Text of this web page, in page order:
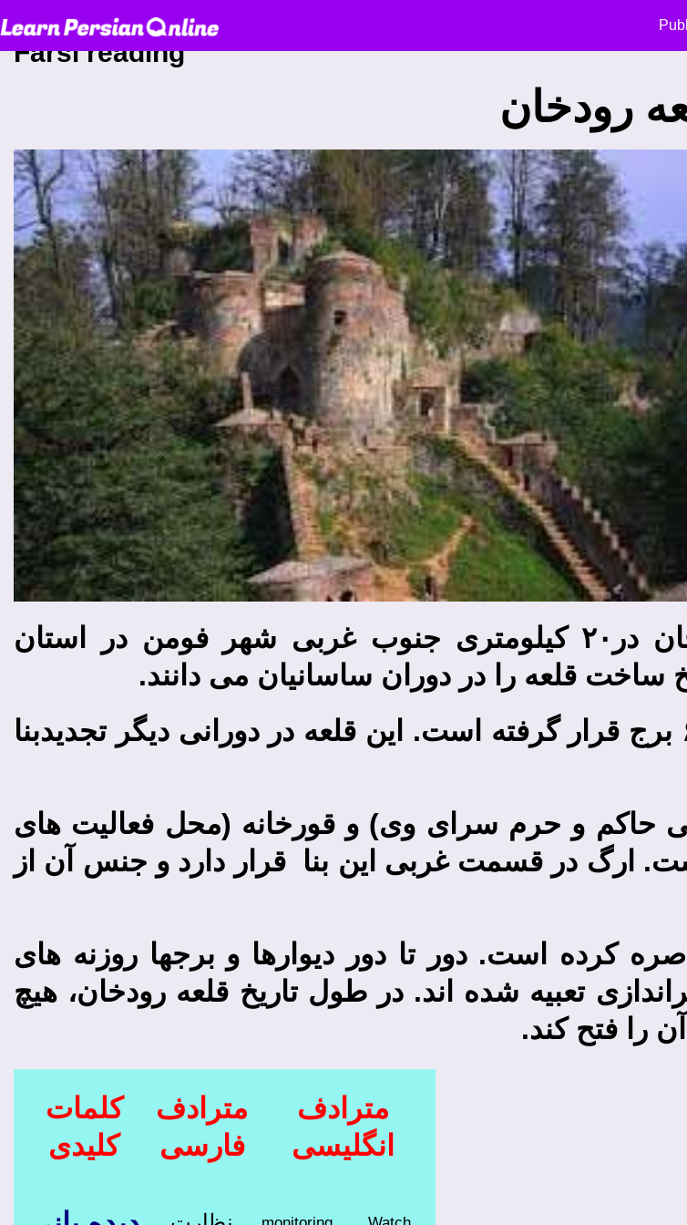
Farsi reading
رودخان
قلعه رودخان در ارتفاعات روستای رودخان در۲۰ کیلومتری جنوب غربی شهر فومن در استان
ساخت قلعه را در دوران ساسانیان می ­دانند.
دیوار قلعه ۱۵۰۰ متر طول دارد و در آن ۶۵ برج قرار گرفته است. این قلعه در دورانی دیگر تجدید­بنا
حاکم و حرم سرای وی) و قورخانه (محل فعالیت های
ارگ در قسمت غربی این بنا قرار دارد و جنس آن از
کرده است. دور تا دور دیوارها و برج­ها روزنه­ های
تعبیه شده اند. در طول تاریخ قلعه رودخان، هیچ
را فتح کند.
کلمات
کلیدی
مترادف
فارسی
مترادف
انگلیسی